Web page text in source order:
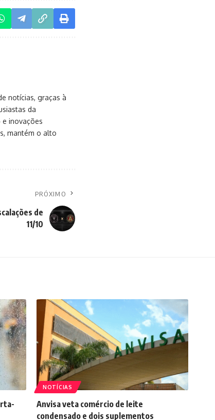
notícias, graças à
da
inovações
mantém o alto
PRÓXIMO
de
11/10
NOTÍCIAS
Anvisa veta comércio de leite
condensado e dois suplementos